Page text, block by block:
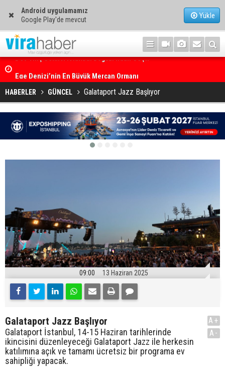
Android uygulamamız
Google Play'de mevcut
Yükle
HABERLER GÜNCEL Galataport Jazz Başlıyor
09:00 13 Haziran 2025
Galataport Jazz Başlıyor
Galataport İstanbul, 14-15 Haziran tarihlerinde
ikincisini düzenleyeceği Galataport Jazz ile herkesin
katılımına açık ve tamamı ücretsiz bir programa ev
sahipliği yapacak.
A+
A-